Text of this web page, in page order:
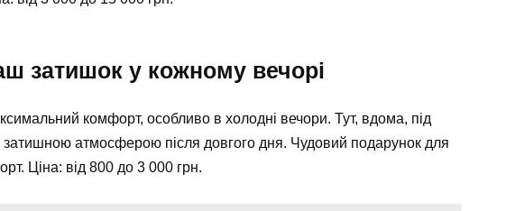
затишок у кожному вечорі
комфорт, особливо в холодні вечори. Тут, вдома, під
атмосферою після довгого дня. Чудовий подарунок для
Ціна: від 800 до 3 000 грн.